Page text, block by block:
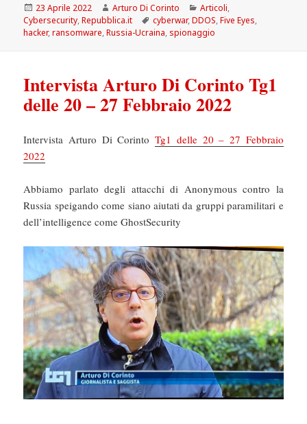
Scritto
il
23 Aprile 2022 Autore
Arturo Di Corinto Categorie
Articoli,
Cybersecurity,Repubblica.it Tag
cyberwar,DDOS,Five Eyes,
hacker,ransomware,Russia-Ucraina, spionaggio
Intervista Arturo Di Corinto Tg1
delle 20 – 27 Febbraio 2022
Intervista Arturo Di CorintoTg1 delle 20 – 27 Febbraio
2022
Abbiamo parlato degli attacchi di Anonymous contro la
Russia speigando come siano aiutati da gruppi paramilitari e
dell’intelligence come GhostSecurity